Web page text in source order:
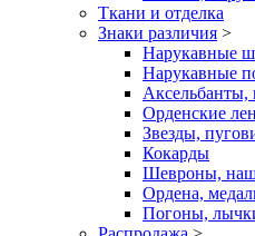
Ткани и отделка
Знаки различия >
Нарукавные
Нарукавные
Орденские
Звезды,
Кокарды
Шевроны,
Ордена,
Погоны,